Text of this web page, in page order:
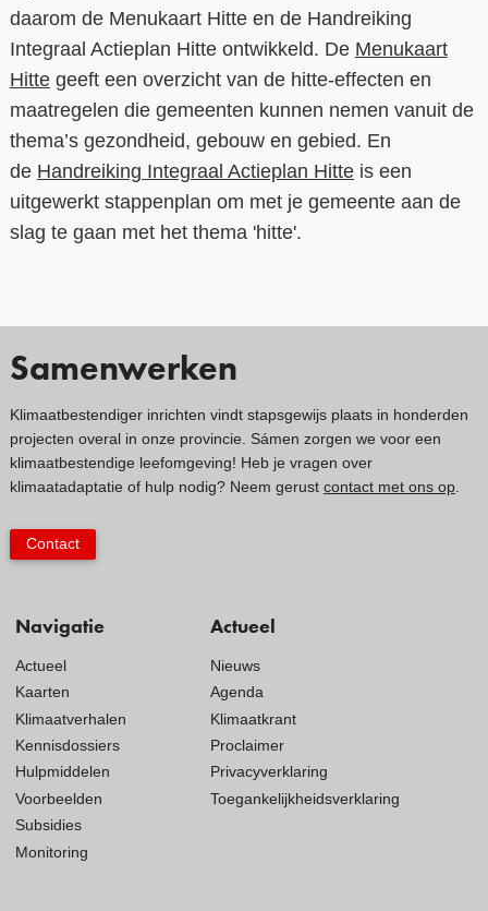
daarom de Menukaart Hitte en de Handreiking
Integraal Actieplan Hitte ontwikkeld. De Menukaart
Hittegeeft een overzicht van de hitte-effecten en
maatregelen die gemeenten kunnen nemen vanuit de
thema’s gezondheid, gebouw en gebied. En
de Handreiking Integraal Actieplan Hitteis een
uitgewerkt stappenplan om met je gemeente aan de
slag te gaan met het thema 'hitte'.
Navigatie
Actueel
Kaarten
Klimaatverhalen
Kennisdossiers
Hulpmiddelen
Voorbeelden
Subsidies
Monitoring
Actueel
Nieuws
Agenda
Klimaatkrant
Proclaimer
Privacyverklaring
Toegankelijkheidsverklaring
Samenwerken
Klimaatbestendiger inrichten vindt stapsgewijs plaats in honderden
projecten overal in onze provincie. Sámen zorgen we voor een
klimaatbestendige leefomgeving! Heb je vragen over
klimaatadaptatie of hulp nodig? Neem gerust contact met ons op.
Contact